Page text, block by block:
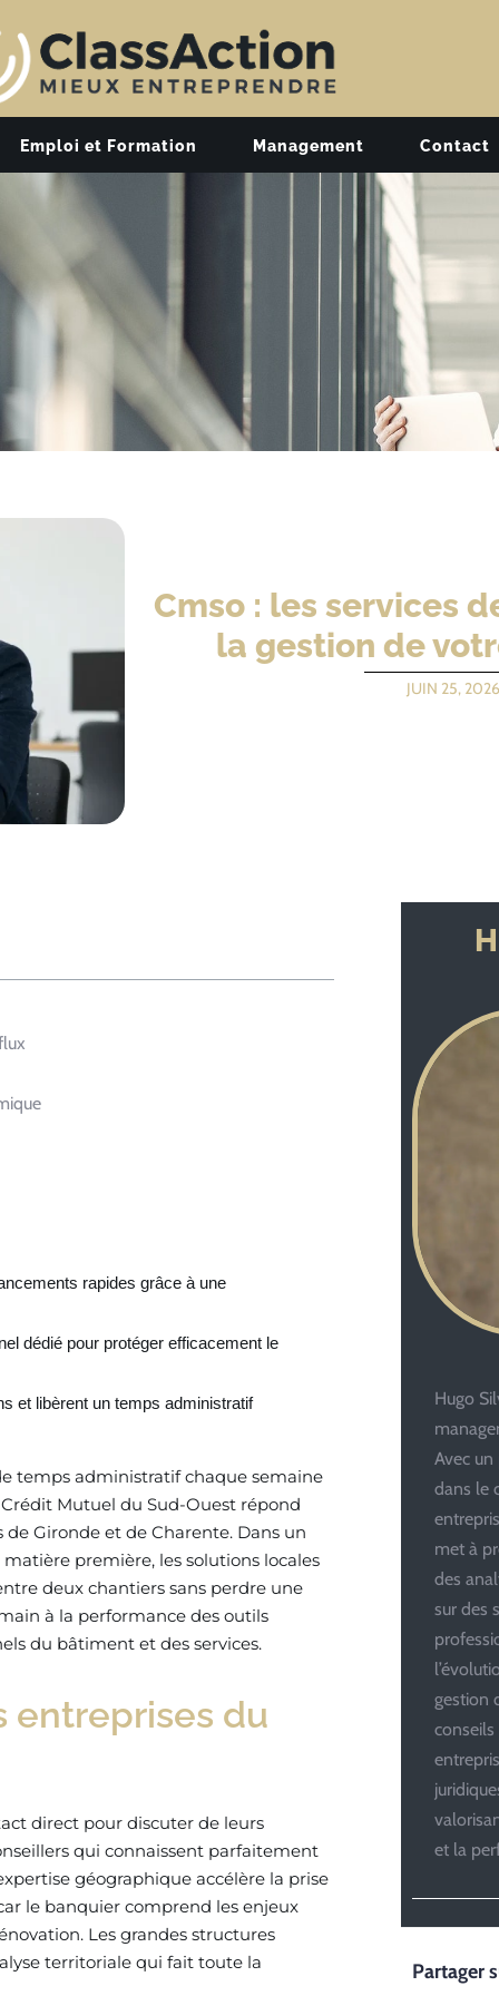
Emploi et Formation Management Contact
Cmso : les services
la gestion de
JUIN 25, 2026
rapides grâce à une
dédié pour protéger efficacement le
et libèrent un temps administratif
temps administratif chaque semaine
Mutuel du Sud-Ouest répond
Gironde et de Charente. Dans un
première, les solutions locales
deux chantiers sans perdre une
à la performance des outils
du bâtiment et des services.
entreprises du
direct pour discuter de leurs
qui connaissent parfaitement
géographique accélère la prise
le banquier comprend les enjeux
Les grandes structures
territoriale qui fait toute la
Hugo
Avec un
dans le
met à
des
sur des
gestion
et la
Partager